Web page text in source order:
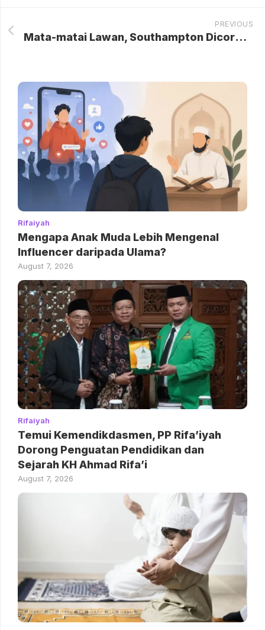
PREVIOUS
Mata-matai Lawan, Southampton Dicoret dari Final Playoff Championship
Rifaiyah
Mengapa Anak Muda Lebih Mengenal
Influencer daripada Ulama?
August 7, 2026
Rifaiyah
Temui Kemendikdasmen, PP Rifa’iyah
Dorong Penguatan Pendidikan dan
Sejarah KH Ahmad Rifa’i
August 7, 2026